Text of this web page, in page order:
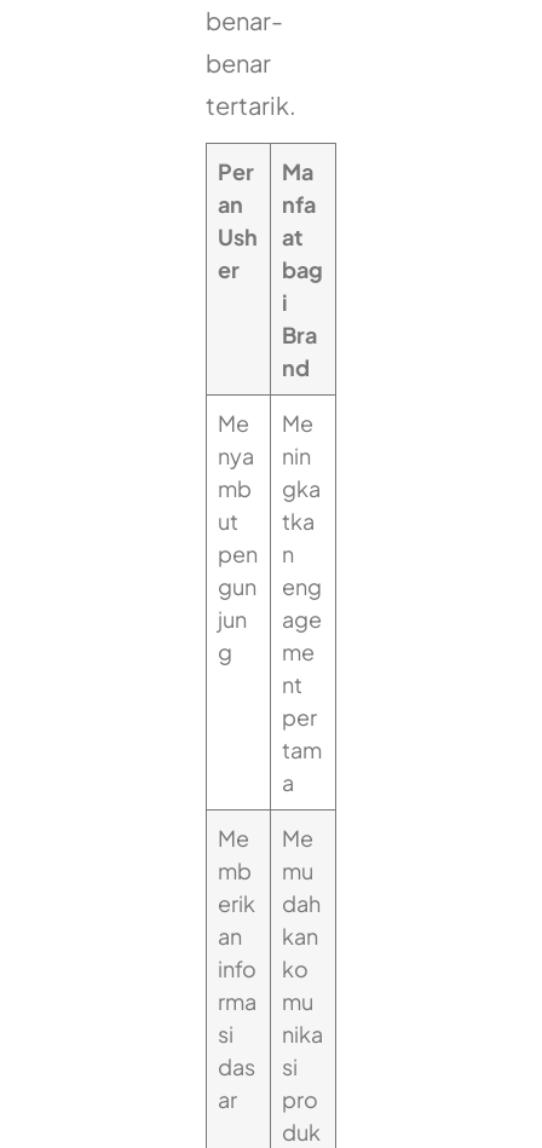
benar-
benar
tertarik.
Per
an
Ush
er
Ma
nfa
at
bag
i
Bra
nd
Me
nya
mb
ut
pen
gun
jun
g
Me
nin
gka
tka
n
eng
age
me
nt
per
tam
a
Me
mb
erik
an
info
rma
si
das
ar
Me
mu
dah
kan
ko
mu
nika
si
pro
duk